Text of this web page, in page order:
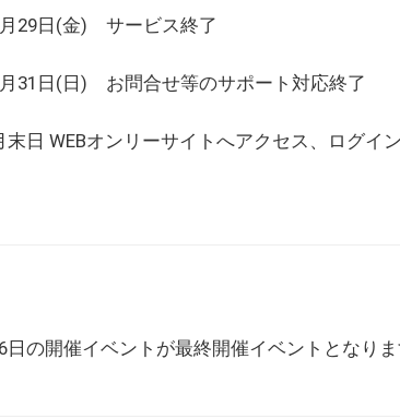
月29日(金) サービス終了
月31日(日) お問合せ等のサポート対応終了
末日 WEBオンリーサイトへアクセス、ログ
日の開催イベントが最終開催イベントとなりま